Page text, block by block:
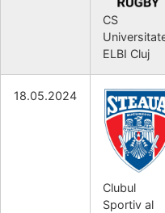
CS
ELBI Cluj
18.05.2024
Clubul
Sportiv al